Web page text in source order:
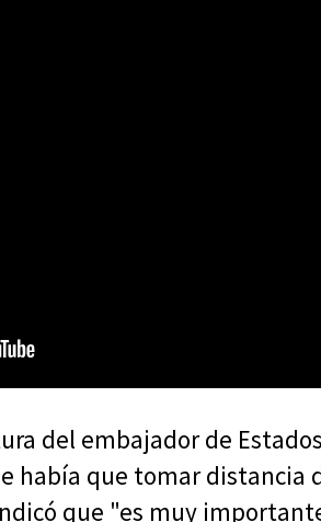
del embajador de
había que tomar distancia
que "es muy